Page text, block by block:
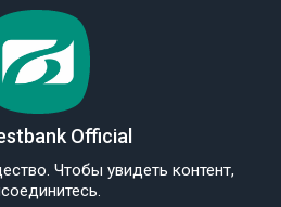
Official
Чтобы увидеть контент,